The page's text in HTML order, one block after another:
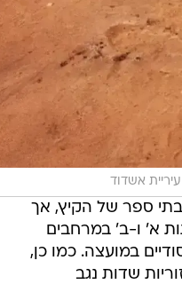
אשדוד
ובתי ספר של הקיץ, אך
א' ו-ב' במרחבים
במועצה. כמו כן,
שדות נגב